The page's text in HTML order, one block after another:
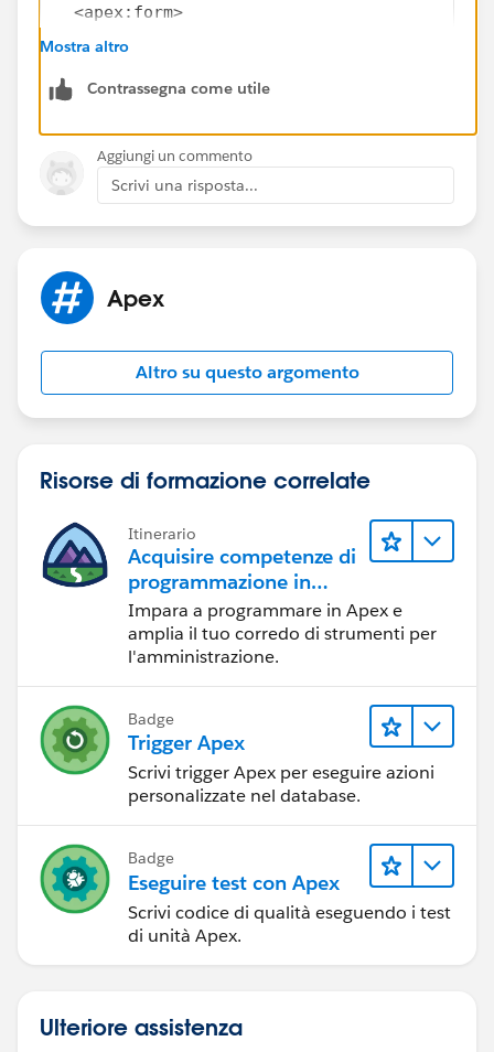
  <apex:form>
<apex:outputLabel value="Qualification
<apex:selectOption itemValue=""
<apex:actionSupport event="onchange"
    </apex:selectList>
    <apex:actionStatus id="status">
<div>Loading Please wait........</
      </apex:facet>
    </apex:actionStatus>
    <apex:pageBlock >
<apex:pageBlockTable
        <apex:column value="{!op2.name}"/>
<apex:column value="{!op2.Ownerid}"/
<apex:column
      </apex:pageBlockTable>
    </apex:pageBlock>
  </apex:form>
</apex:page>
public class Opp {
    public String filter{get; set;}
    public List < Opportunity > OppList2 {
        get;
        set;
    }
string searchquery = 'select
    public Opp() {
OppList2 =
OppList2 =
Mostra altro
Contrassegna come utile
Aggiungi un commento
Scrivi una risposta...
Apex
Altro su questo argomento
Risorse di formazione correlate
Itinerario
Acquisire competenze di
programmazione in
Apex
Impara a programmare in Apex e
amplia il tuo corredo di strumenti per
l'amministrazione.
Badge
Trigger Apex
Scrivi trigger Apex per eseguire azioni
personalizzate nel database.
Badge
Eseguire test con Apex
Scrivi codice di qualità eseguendo i test
di unità Apex.
Ulteriore assistenza